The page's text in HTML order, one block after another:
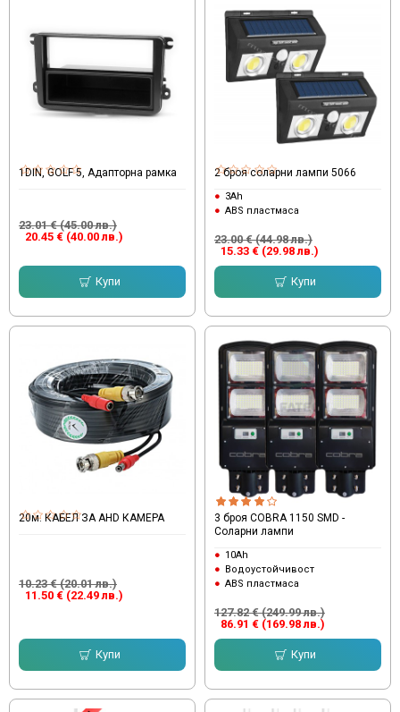
1DIN, GOLF 5, Адапторна рамка
20.45 € (40.00 лв.)
23.01 € (45.00 лв.)
Купи
2 броя соларни лампи 5066
3Ah
ABS пластмаса
15.33 € (29.98 лв.)
23.00 € (44.98 лв.)
Купи
20м. КАБЕЛ ЗА AHD КАМЕРА
11.50 € (22.49 лв.)
10.23 € (20.01 лв.)
Купи
3 броя COBRA 1150 SMD -
Соларни лампи
10Ah
Водоустойчивост
ABS пластмаса
86.91 € (169.98 лв.)
127.82 € (249.99 лв.)
Купи